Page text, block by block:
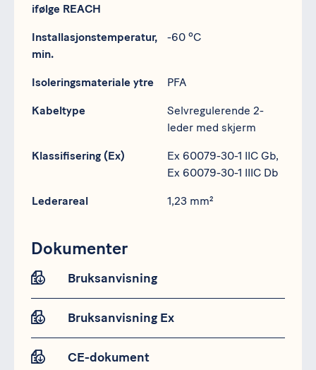
ifølge REACH
Installasjonstemperatur,
min.
-60 ºC
Isoleringsmateriale ytre PFA
Kabeltype
Selvregulerende 2-
leder med skjerm
Klassifisering (Ex)
Ex 60079-30-1 IIC Gb,
Ex 60079-30-1 IIIC Db
Lederareal 1,23 mm²
Dokumenter
Bruksanvisning
Bruksanvisning Ex
CE-dokument